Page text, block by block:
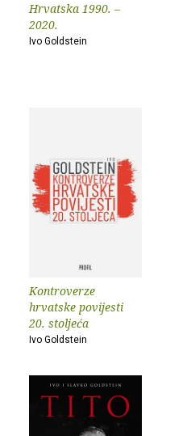
Hrvatska 1990. –
2020.
Ivo Goldstein
Kontroverze
hrvatske povijesti
20. stoljeća
Ivo Goldstein